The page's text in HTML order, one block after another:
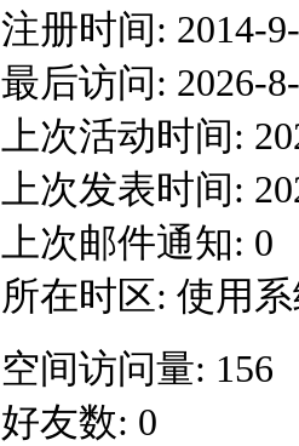
注册时间: 2014-
最后访问: 2026-
上次活动时间:
上次发表时间:
上次邮件通知: 0
所在时区: 使用
空间访问量: 156
好友数: 0